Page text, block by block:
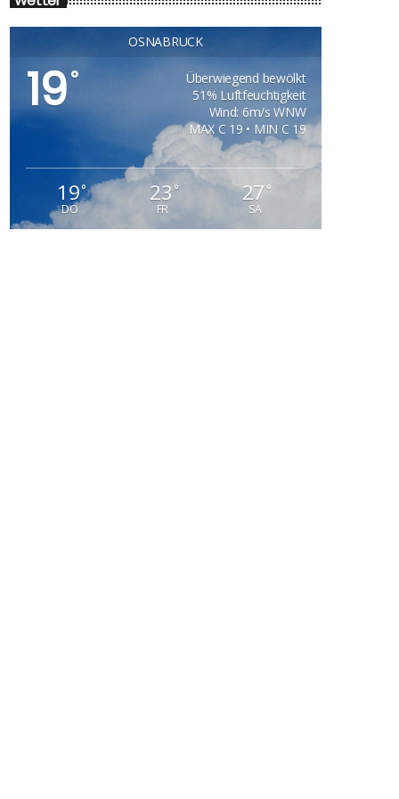
OSNABRÜCK
19°
Überwiegend bewölkt
51% Luftfeuchtigkeit
Wind: 6m/s WNW
MAX C 19 • MIN C 19
19°
DO
23 °
FR
27 °
SA